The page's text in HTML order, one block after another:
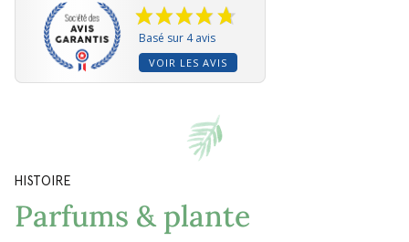
Basé sur 4 avis
VOIR LES AVIS
HISTOIRE
Parfums & plante